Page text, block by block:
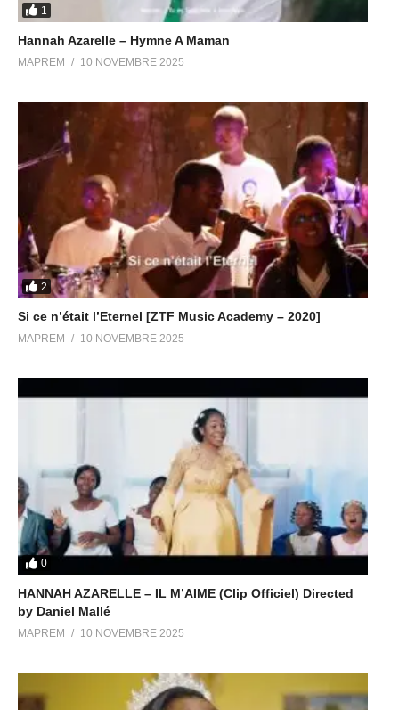
1
Hannah Azarelle – Hymne A Maman
MAPREM 10 NOVEMBRE 2025
2
Si ce n’était l’Eternel [ZTF Music Academy – 2020]
MAPREM 10 NOVEMBRE 2025
0
HANNAH AZARELLE – IL M’AIME (Clip Officiel) Directed
by Daniel Mallé
MAPREM 10 NOVEMBRE 2025